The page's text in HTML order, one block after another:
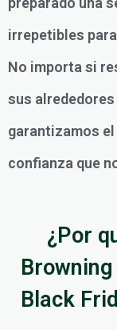
irrepetibles
No importa si
sus
garantizamos
confianza que
¿Por
Black